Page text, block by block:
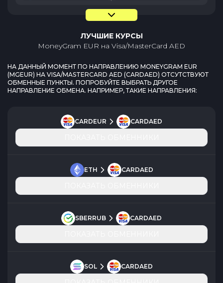
ЛУЧШИЕ КУРСЫ
MoneyGram EUR на Visa/MasterCard AED
НА ДАННЫЙ МОМЕНТ ПО НАПРАВЛЕНИЮ MONEYGRAM EUR
(MGEUR) НА VISA/MASTERCARD AED (CARDAED) ОТСУТСТВУЮТ
ОБМЕННЫЕ ПУНКТЫ. ПОПРОБУЙТЕ ВЫБРАТЬ ДРУГОЕ
НАПРАВЛЕНИЕ ОБМЕНА. НАПРИМЕР, ТАКИЕ НАПРАВЛЕНИЯ:
CARDEUR CARDAED
ETH CARDAED
SBERRUB CARDAED
SOL CARDAED